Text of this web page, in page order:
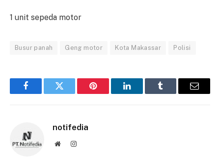
1 unit sepeda motor
Busur panah Geng motor Kota Makassar Polisi
FacebookTwitter Pinterest LinkedInTumblr Email
notifedia
WebsiteInstagram